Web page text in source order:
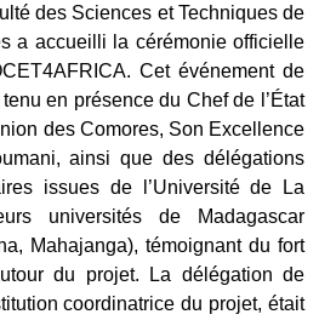
des Sciences et Techniques de
a accueilli la cérémonie officielle
Cet événement de
en présence du Chef de l’État
des Comores, Son Excellence
ainsi que des délégations
issues de l’Université de La
universités de Madagascar
Mahajanga), témoignant du fort
du projet. La délégation de
coordinatrice du projet, était